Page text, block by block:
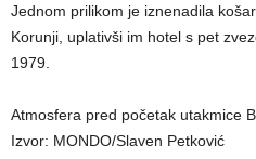
Jednom prilikom je iznenadila
Korunji, uplativši im hotel s pet
1979.
Atmosfera pred početak utakmice
Izvor: MONDO/Slaven Petković